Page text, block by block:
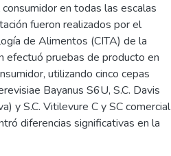
en todas las escalas
fueron reali­zados por el
de Alimentos (CITA) de la
efectuó pruebas de producto en
utilizando cinco cepas
Bayanus S6U, S.C. Davis
y S.C. Vitilevure C y SC comercial
diferencias significativas en la